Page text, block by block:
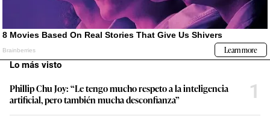
Lo más visto
Phillip Chu Joy: “Le tengo mucho respeto a la inteligencia
artificial, pero también mucha desconfianza”
1